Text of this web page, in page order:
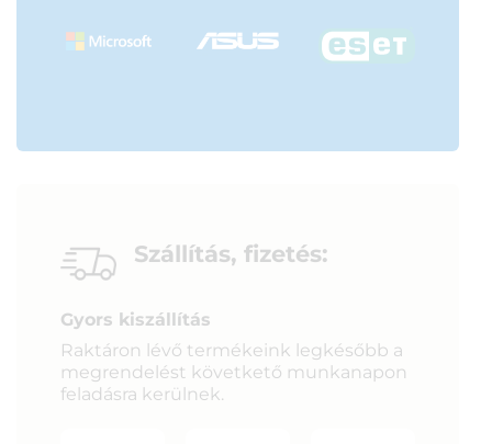
Szállítás, fizetés:
Gyors kiszállítás
Raktáron lévő termékeink legkésőbb a
megrendelést követkető munkanapon
feladásra kerülnek.